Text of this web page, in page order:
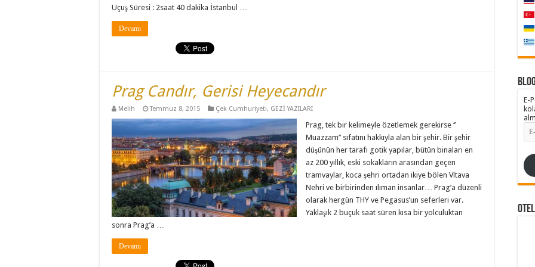
Uçuş Süresi : 2saat 40 dakika İstanbul …
Devamı
Prag Candır, Gerisi Heyecandır
Melih Temmuz 8, 2015 Çek Cumhuriyeti, GEZİ YAZILARI
Prag, tek bir kelimeyle özetlemek gerekirse ‘’
Muazzam’’ sıfatını hakkıyla alan bir şehir. Bir şehir
düşünün her tarafı gotik yapılar, bütün binaları en
az 200 yıllık, eski sokakların arasından geçen
tramvaylar, koca şehri ortadan ikiye bölen Vltava
Nehri ve birbirinden ılıman insanlar… Prag’a düzenli
olarak hergün THY ve Pegasus’un seferleri var.
Yaklaşık 2 buçuk saat süren kısa bir yolculuktan
sonra Prag’a …
Devamı
E-
E-